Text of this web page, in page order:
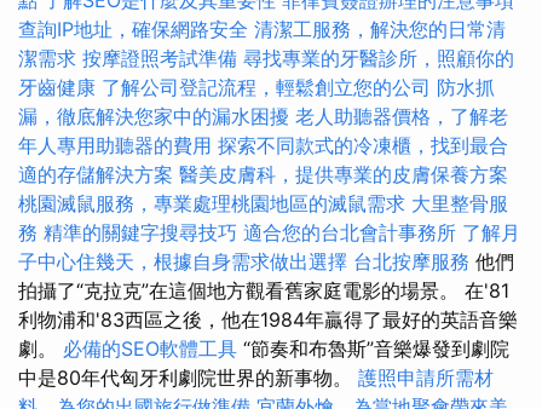
查詢IP地址，確保網路安全 清潔工服務，解決您的日常清
潔需求 按摩證照考試準備 尋找專業的牙醫診所，照顧你的
牙齒健康 了解公司登記流程，輕鬆創立您的公司 防水抓
漏，徹底解決您家中的漏水困擾 老人助聽器價格，了解老
年人專用助聽器的費用 探索不同款式的冷凍櫃，找到最合
適的存儲解決方案 醫美皮膚科，提供專業的皮膚保養方案
桃園滅鼠服務，專業處理桃園地區的滅鼠需求 大里整骨服
務 精準的關鍵字搜尋技巧 適合您的台北會計事務所 了解月
子中心住幾天，根據自身需求做出選擇 台北按摩服務 他們
拍攝了“克拉克”在這個地方觀看舊家庭電影的場景。 在'81
利物浦和'83西區之後，他在1984年贏得了最好的英語音樂
劇。 必備的SEO軟體工具 “節奏和布魯斯”音樂爆發到劇院
中是80年代匈牙利劇院世界的新事物。 護照申請所需材